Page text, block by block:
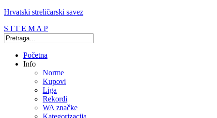
Hrvatski streličarski savez
S I T E M A P
Početna
Info
Norme
Kupovi
Liga
Rekordi
WA značke
Kategorizacija